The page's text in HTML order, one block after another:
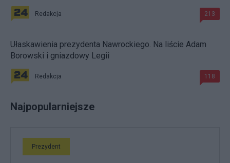
Redakcja 213
Ułaskawienia prezydenta Nawrockiego. Na liście Adam
Borowski i gniazdowy Legii
Redakcja 118
Najpopularniejsze
Prezydent